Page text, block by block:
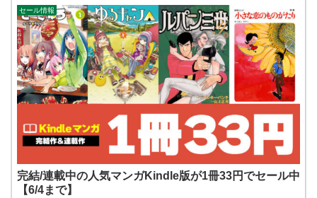
セール情報
完結/連載中の人気マンガKindle版が1冊33円でセール中
【6/4まで】